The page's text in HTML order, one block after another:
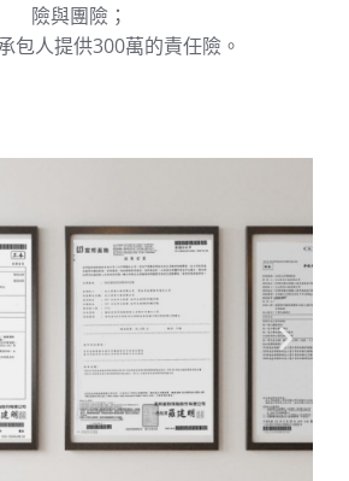
險與團險；
包人提供300萬的責任險。